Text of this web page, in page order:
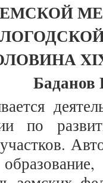
Баданов
по